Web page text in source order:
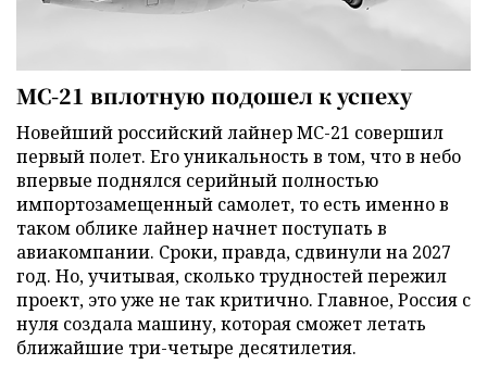
МС-21 вплотную подошел к успеху
Новейший российский лайнер МС-21 совершил
первый полет. Его уникальность в том, что в небо
впервые поднялся серийный полностью
импортозамещенный самолет, то есть именно в
таком облике лайнер начнет поступать в
авиакомпании. Сроки, правда, сдвинули на 2027
год. Но, учитывая, сколько трудностей пережил
проект, это уже не так критично. Главное, Россия с
нуля создала машину, которая сможет летать
ближайшие три-четыре десятилетия.